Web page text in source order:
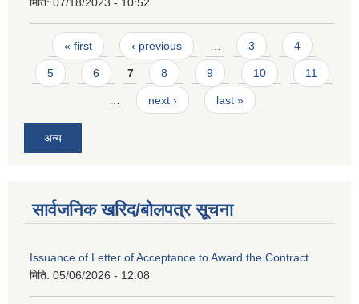
Pages
« first ‹ previous … 3 4
5 6 7 8 9 10 11
… next › last »
अन्य
सार्वजनिक खरिद/बोलपत्र सूचना
Issuance of Letter of Acceptance to Award the Contract
मिति: 05/06/2026 - 12:08